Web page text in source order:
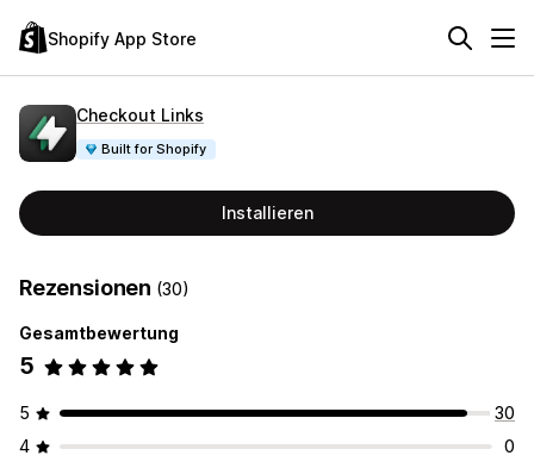
Shopify App Store
Checkout Links
Built for Shopify
Installieren
Rezensionen (30)
Gesamtbewertung
5
5
30
4
0